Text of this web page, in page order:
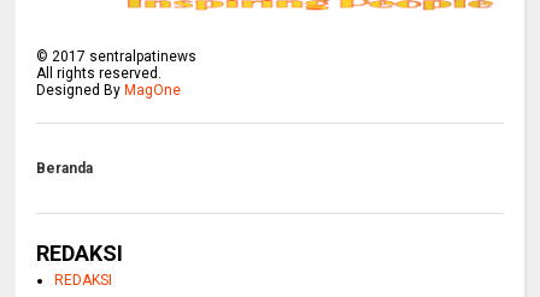
©2017 sentralpatinews
All rights reserved.
Designed By MagOne
Beranda
REDAKSI
REDAKSI